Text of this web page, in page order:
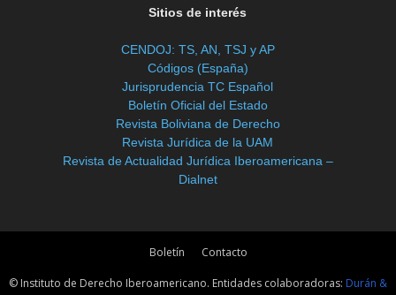
Sitios de interés
CENDOJ: TS, AN, TSJ y AP
Códigos (España)
Jurisprudencia TC Español
Boletín Oficial del Estado
Revista Boliviana de Derecho
Revista Jurídica de la UAM
Revista de Actualidad Jurídica Iberoamericana –
Dialnet
Boletín Contacto
© Instituto de Derecho Iberoamericano. Entidades colaboradoras: Durán &